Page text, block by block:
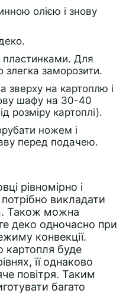
олією і знову
пластинками. Для
злегка заморозити.
зверху на картоплю і
шафу на 30-40
розміру картоплі).
ножем і
перед подачею.
рівномірно і
викладати
Також можна
деко одночасно при
конвекції.
буде
її однаково
повітря. Таким
багато